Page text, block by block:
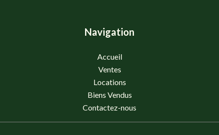
Navigation
Accueil
Ventes
Locations
Biens Vendus
Contactez-nous